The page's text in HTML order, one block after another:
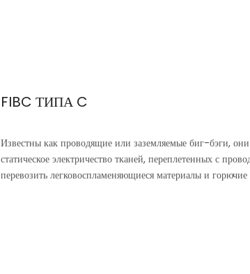
FIBC ТИПА C
Известны как проводящие или заземляемые биг-бэги,
статическое электричество тканей, переплетенных с
перевозить легковоспламеняющиеся материалы и горючие